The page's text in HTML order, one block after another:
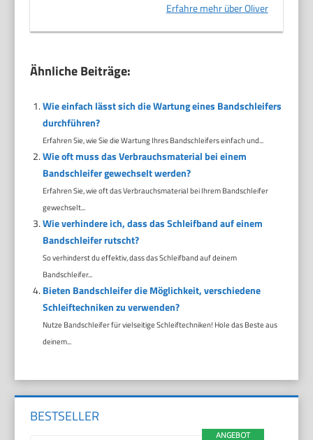
Erfahre mehr über Oliver
Ähnliche Beiträge:
Wie einfach lässt sich die Wartung eines Bandschleifers
durchführen?
Erfahren Sie, wie Sie die Wartung Ihres Bandschleifers einfach und...
Wie oft muss das Verbrauchsmaterial bei einem
Bandschleifer gewechselt werden?
Erfahren Sie, wie oft das Verbrauchsmaterial bei Ihrem Bandschleifer
gewechselt...
Wie verhindere ich, dass das Schleifband auf einem
Bandschleifer rutscht?
So verhinderst du effektiv, dass das Schleifband auf deinem
Bandschleifer...
Bieten Bandschleifer die Möglichkeit, verschiedene
Schleiftechniken zu verwenden?
Nutze Bandschleifer für vielseitige Schleiftechniken! Hole das Beste aus
deinem...
BESTSELLER
ANGEBOT